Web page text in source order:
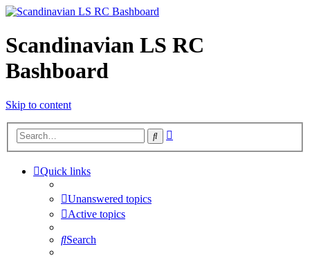
Scandinavian LS RC
Bashboard
Skip to content
Search
Quick links
Unanswered topics
Active topics
Search